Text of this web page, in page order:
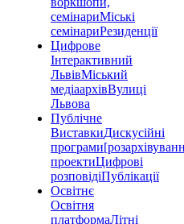
семінариМіські
семінариРезиденції
Цифрове
Інтерактивний
ЛьвівМіський
медіаархівВулиці
Львова
Публічне
ВиставкиДискусійні
програми
проектиЦифрові
розповідіПублікації
Освітнє
Освітня
платформаЛітні